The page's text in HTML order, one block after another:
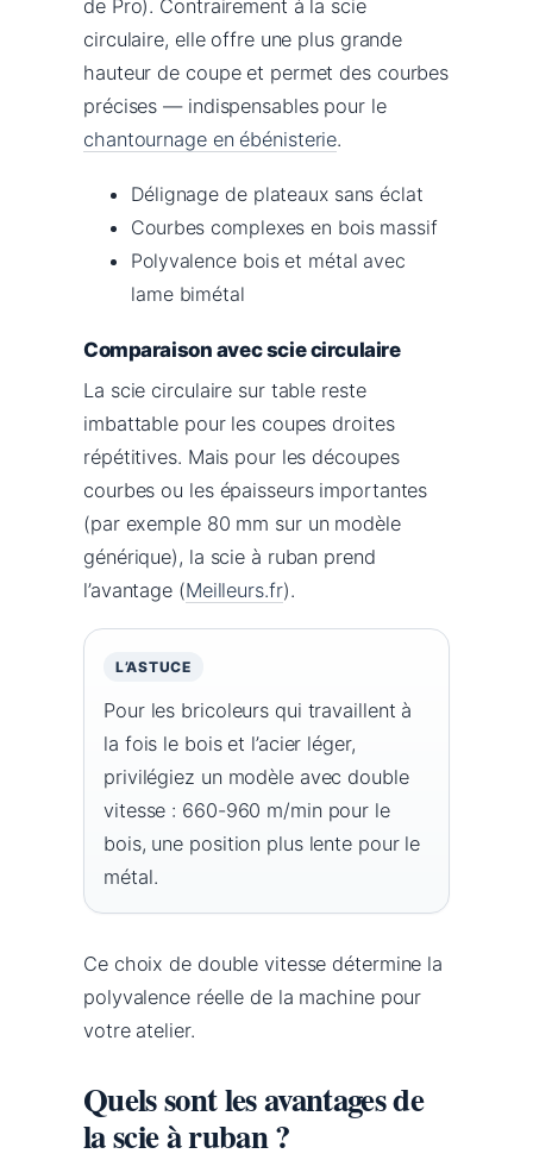
de Pro). Contrairement à la scie
circulaire, elle offre une plus grande
hauteur de coupe et permet des courbes
précises — indispensables pour le
chantournage en ébénisterie.
Délignage de plateaux sans éclat
Courbes complexes en bois massif
Polyvalence bois et métal avec
lame bimétal
Comparaison avec scie circulaire
La scie circulaire sur table reste
imbattable pour les coupes droites
répétitives. Mais pour les découpes
courbes ou les épaisseurs importantes
(par exemple 80 mm sur un modèle
générique), la scie à ruban prend
l’avantage (Meilleurs.fr).
L’ASTUCE
Pour les bricoleurs qui travaillent à
la fois le bois et l’acier léger,
privilégiez un modèle avec double
vitesse : 660-960 m/min pour le
bois, une position plus lente pour le
métal.
Ce choix de double vitesse détermine la
polyvalence réelle de la machine pour
votre atelier.
Quels sont les avantages de
la scie à ruban ?